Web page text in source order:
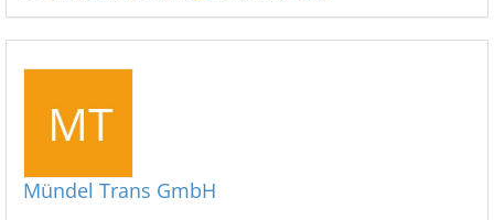
Mündel Trans GmbH